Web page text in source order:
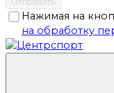
Нажимая на
на обработку